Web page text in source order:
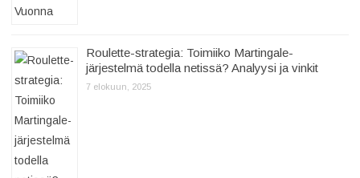
Roulette-strategia: Toimiiko Martingale-
järjestelmä todella netissä? Analyysi ja vinkit
7 elokuun, 2025